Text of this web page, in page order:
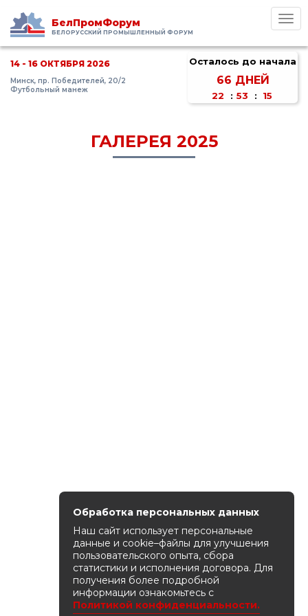
БелПромФорум
БЕЛОРУССКИЙ ПРОМЫШЛЕННЫЙ ФОРУМ
14 - 16 ОКТЯБРЯ 2026
Минск, пр. Победителей, 20/2
Футбольный манеж
Осталось до начала
66 ДНЕЙ
22 : 53 : 15
ГАЛЕРЕЯ 2025
Обработка персональных данных
Наш сайт использует персональные
данные и cookie–файлы для улучшения
пользовательского опыта, сбора
статистики и исполнения договора. Для
получения более подробной
информации ознакомьтесь с
Политикой конфиденциальности.